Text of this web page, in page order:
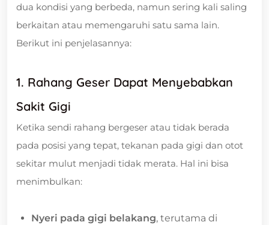
dua kondisi yang berbeda, namun sering kali saling
berkaitan atau memengaruhi satu sama lain.
Berikut ini penjelasannya:
1. Rahang Geser Dapat Menyebabkan
Sakit Gigi
Ketika sendi rahang bergeser atau tidak berada
pada posisi yang tepat, tekanan pada gigi dan otot
sekitar mulut menjadi tidak merata. Hal ini bisa
menimbulkan:
Nyeri pada gigi belakang, terutama di